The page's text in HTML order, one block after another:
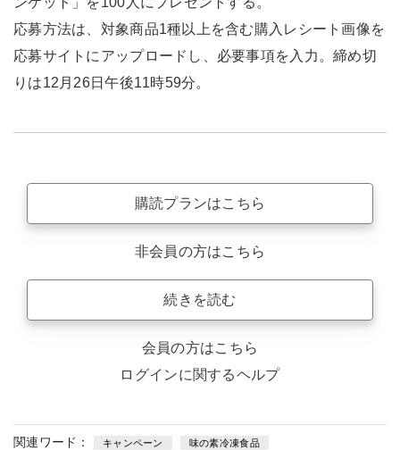
応募方法は、対象商品1種以上を含む購入レシート画像を
応募サイトにアップロードし、必要事項を入力。締め切
りは12月26日午後11時59分。
購読プランはこちら
非会員の方はこちら
続きを読む
会員の方はこちら
ログインに関するヘルプ
関連ワード： キャンペーン 味の素冷凍食品